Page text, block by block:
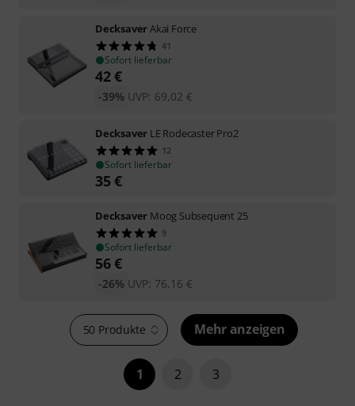
DecksaverAkai Force
41
Sofort lieferbar
42€
UVP: 69,02 €
-39%
Decksaver LE Rodecaster Pro2
12
Sofort lieferbar
35€
Decksaver Moog Subsequent 25
9
Sofort lieferbar
56€
UVP: 76,16 €
-26%
50 Produkte Mehr anzeigen
1 2 3